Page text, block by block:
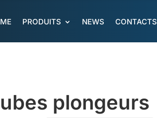
PRODUITS NEWS CONTACTS
plongeurs